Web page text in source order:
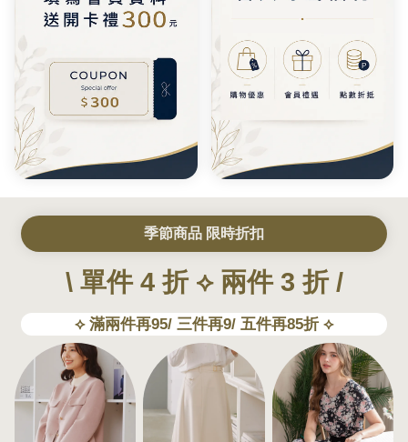
季節商品 限時折扣
\ 單件 4 折 ⟡ 兩件 3 折 /
⟡ 滿兩件再95/ 三件再9/ 五件再85折 ⟡